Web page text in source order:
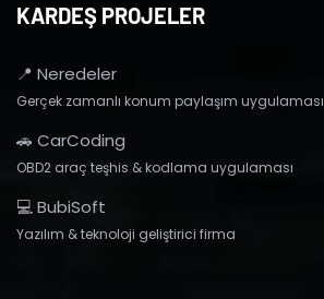
KARDEŞ PROJELER
📍 Neredeler
Gerçek zamanlı konum paylaşım uygulaması
🚗 CarCoding
OBD2 araç teşhis & kodlama uygulaması
💻 BubiSoft
Yazılım & teknoloji geliştirici firma